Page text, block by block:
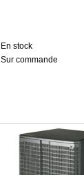
En stock
Sur commande